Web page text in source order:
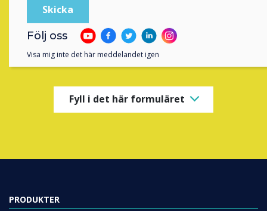
Contact aClevertouch
completing the form below
Fyll i det här formuläret
PRODUKTER
Följ oss
Visa mig inte det här meddelandet igen